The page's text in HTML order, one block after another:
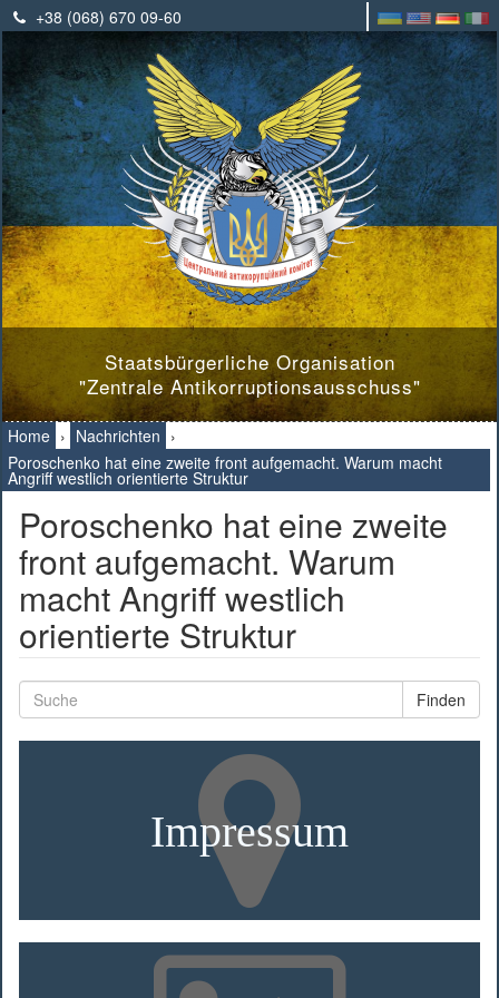
+38 (068) 670 09-60
Staatsbürgerliche Organisation
"Zentrale Antikorruptionsausschuss"
Home › Nachrichten ›
Poroschenko hat eine zweite front aufgemacht. Warum macht
Angriff westlich orientierte Struktur
Poroschenko hat eine zweite
front aufgemacht. Warum
macht Angriff westlich
orientierte Struktur
Finden
Impressum